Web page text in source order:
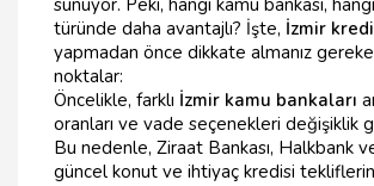
sunuyor. Peki, hangi kamu bankası,
türünde daha avantajlı? İşte, İzmir
yapmadan önce dikkate almanız
noktalar:
Öncelikle, farklı İzmir kamu bankaları
oranları ve vade seçenekleri değişiklik
Bu nedenle, Ziraat Bankası, Halkbank
güncel konut ve ihtiyaç kredisi